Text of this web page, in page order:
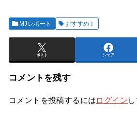
MJレポート おすすめ！
ポスト シェア
コメントを残す
コメントを投稿するには ログイン